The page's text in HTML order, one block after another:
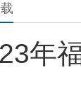
年